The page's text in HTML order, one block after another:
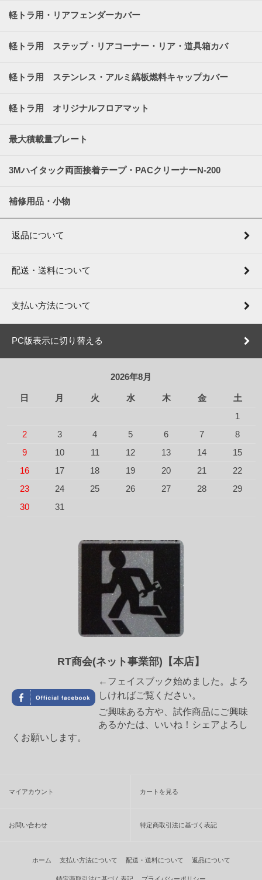
軽トラ用・リアフェンダーカバー
軽トラ用 ステップ・リアコーナー・リア・道具箱カバ
軽トラ用 ステンレス・アルミ縞板燃料キャップカバー
軽トラ用 オリジナルフロアマット
最大積載量プレート
3Mハイタック両面接着テープ・PACクリーナーN-200
補修用品・小物
返品について
配送・送料について
支払い方法について
PC版表示に切り替える
2026年8月
日 月 火 水 木 金
土
1
2
3 4 5 6 7
8
9
10 11 12 13 14
15
16
17 18 19 20 21
22
23
24 25 26 27 28
29
30
31
RT商会(ネット事業部)【本店】
←フェイスブック始めました。よろ
しければご覧ください。
ご興味ある方や、試作商品にご興味
あるかたは、いいね！シェアよろし
くお願いします。
マイアカウント カートを見る
お問い合わせ 特定商取引法に基づく表記
ホーム 支払い方法について 配送・送料について 返品について